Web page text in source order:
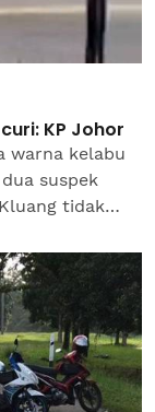
KP Johor
warna kelabu
suspek
tidak